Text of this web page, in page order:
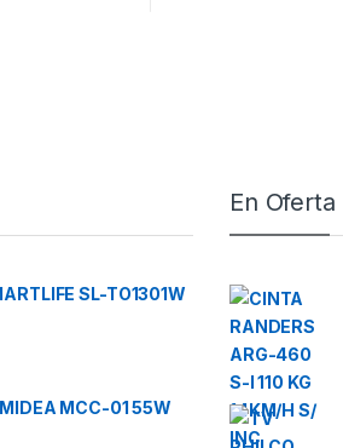
SL-TO1301W
MCC-01 55W
En Oferta